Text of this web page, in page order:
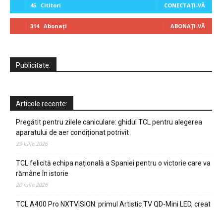
45 Cititori CONECTAȚI-VĂ
314 Abonați ABONAȚI-VĂ
Publicitate:
Articole recente:
Pregătit pentru zilele caniculare: ghidul TCL pentru alegerea
aparatului de aer condiționat potrivit
29 iulie 2026
TCL felicită echipa națională a Spaniei pentru o victorie care va
rămâne în istorie
20 iulie 2026
TCL A400 Pro NXTVISION: primul Artistic TV QD-Mini LED, creat